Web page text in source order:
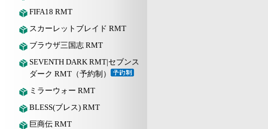
FIFA18 RMT
スカーレットブレイド RMT
ブラウザ三国志 RMT
SEVENTH DARK RMT|セブンス
ダーク RMT（予約制）
ミラーウォー RMT
BLESS(ブレス) RMT
巨商伝 RMT